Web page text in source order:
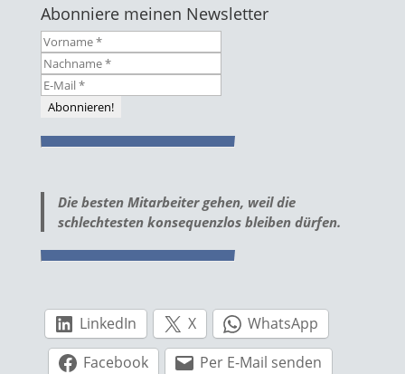
Abonniere meinen Newsletter
Die besten Mitarbeiter gehen, weil die
schlechtesten konsequenzlos bleiben dürfen.
LinkedIn X
WhatsApp
Facebook
Per E-Mail senden